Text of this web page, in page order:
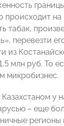
происходит на
табак,
перевезти
из
млн руб. То
микробизнес.
у
– еще
регионы